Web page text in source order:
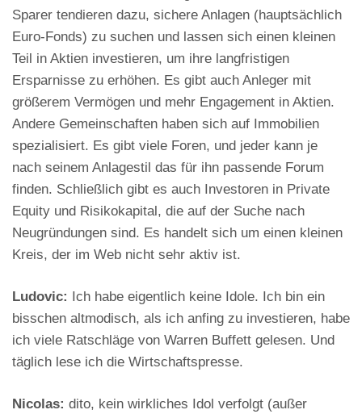
Sparer tendieren dazu, sichere Anlagen (hauptsächlich
Euro-Fonds) zu suchen und lassen sich einen kleinen
Teil in Aktien investieren, um ihre langfristigen
Ersparnisse zu erhöhen. Es gibt auch Anleger mit
größerem Vermögen und mehr Engagement in Aktien.
Andere Gemeinschaften haben sich auf Immobilien
spezialisiert. Es gibt viele Foren, und jeder kann je
nach seinem Anlagestil das für ihn passende Forum
finden. Schließlich gibt es auch Investoren in Private
Equity und Risikokapital, die auf der Suche nach
Neugründungen sind. Es handelt sich um einen kleinen
Kreis, der im Web nicht sehr aktiv ist.
Ludovic: Ich habe eigentlich keine Idole. Ich bin ein
bisschen altmodisch, als ich anfing zu investieren, habe
ich viele Ratschläge von Warren Buffett gelesen. Und
täglich lese ich die Wirtschaftspresse.
Nicolas: dito, kein wirkliches Idol verfolgt (außer